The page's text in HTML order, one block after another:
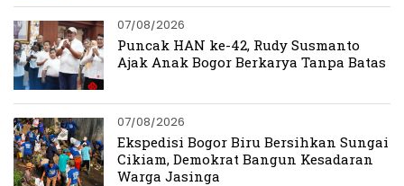
07/08/2026
Puncak HAN ke-42, Rudy Susmanto
Ajak Anak Bogor Berkarya Tanpa Batas
07/08/2026
Ekspedisi Bogor Biru Bersihkan Sungai
Cikiam, Demokrat Bangun Kesadaran
Warga Jasinga